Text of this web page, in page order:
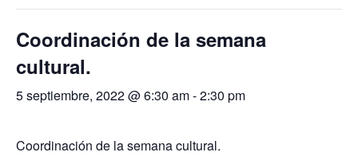
Coordinación de la semana
cultural.
5 septiembre, 2022 @ 6:30 am-2:30 pm
Coordinación de la semana cultural.